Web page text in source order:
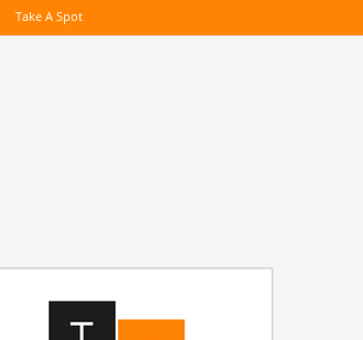
Take A Spot